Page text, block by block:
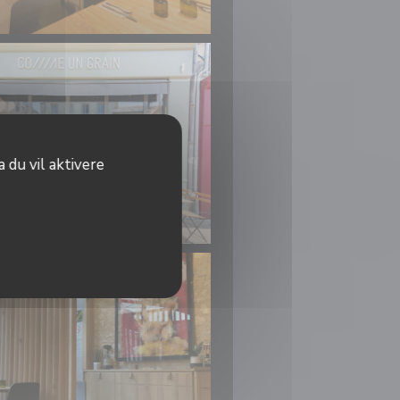
du vil aktivere